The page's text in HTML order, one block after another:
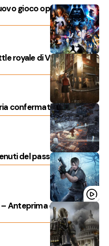
gioco open-world
royale di Vampire: The
confermati da Ubisoft
del pass dell’Anno 1
– Anteprima del nuovo